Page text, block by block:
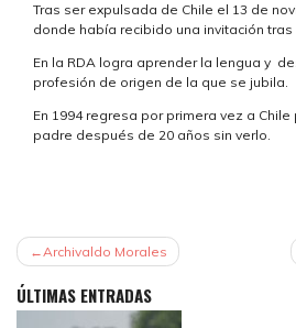
Tras ser expulsada de Chile el 13 de
donde había recibido una invitación tras
En la RDA logra aprender la lengua y
profesión de origen de la que se jubila.
En 1994 regresa por primera vez a
padre después de 20 años sin verlo.
NAVEGACIÓN
DE
ENTRADAS
Archivaldo Morales
ÚLTIMAS ENTRADAS